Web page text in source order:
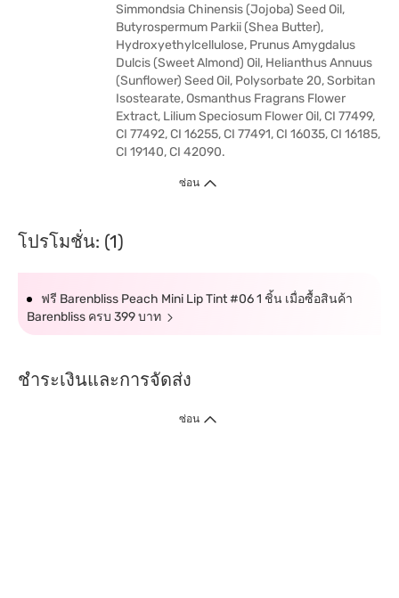
Simmondsia Chinensis (Jojoba) Seed Oil,
Butyrospermum Parkii (Shea Butter),
Hydroxyethylcellulose, Prunus Amygdalus
Dulcis (Sweet Almond) Oil, Helianthus Annuus
(Sunflower) Seed Oil, Polysorbate 20, Sorbitan
Isostearate, Osmanthus Fragrans Flower
Extract, Lilium Speciosum Flower Oil, CI 77499,
CI 77492, CI 16255, CI 77491, CI 16035, CI 16185,
CI 19140, CI 42090.
ซ่อน
โปรโมชั่น: (1)
ฟรี Barenbliss Peach Mini Lip Tint #06 1 ชิ้น เมื่อซื้อสินค้า
Barenbliss ครบ 399 บาท
ชำระเงินและการจัดส่ง
ซ่อน